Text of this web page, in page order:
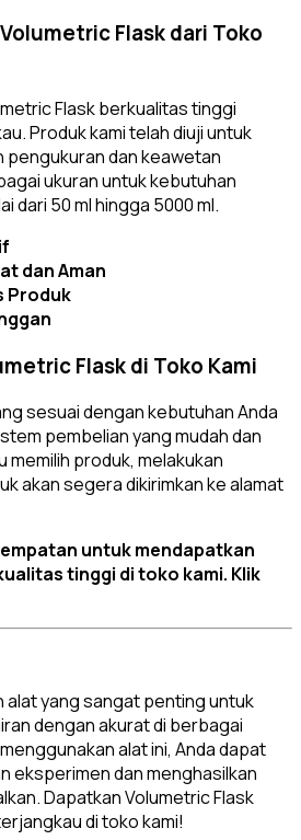
Flask dari Toko
Flask berkualitas tinggi
Produk kami telah diuji untuk
dan keawetan
ukuran untuk kebutuhan
dari 50 ml hingga 5000 ml.
dan Aman
Produk
Flask di Toko Kami
sesuai dengan kebutuhan Anda
pembelian yang mudah dan
memilih produk, melakukan
akan segera dikirimkan ke alamat
untuk mendapatkan
tinggi di toko kami. Klik
alat yang sangat penting untuk
dengan akurat di berbagai
alat ini, Anda dapat
eksperimen dan menghasilkan
Dapatkan Volumetric Flask
di toko kami!